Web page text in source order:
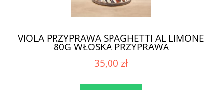
VIOLA PRZYPRAWA SPAGHETTI AL LIMONE
80G WŁOSKA PRZYPRAWA
35,00 zł